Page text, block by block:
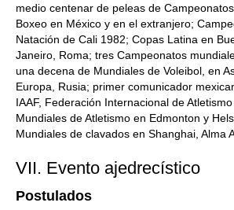
medio centenar de peleas de
Boxeo en México y en el extranjero;
Natación de Cali 1982; Copas Latina en
Janeiro, Roma; tres Campeonatos
una decena de Mundiales de Voleibol, en
Europa, Rusia; primer comunicador
IAAF, Federación Internacional de
Mundiales de Atletismo en Edmonton y
Mundiales de clavados en Shanghai, Alma
VII. Evento ajedrecístico
Postulados